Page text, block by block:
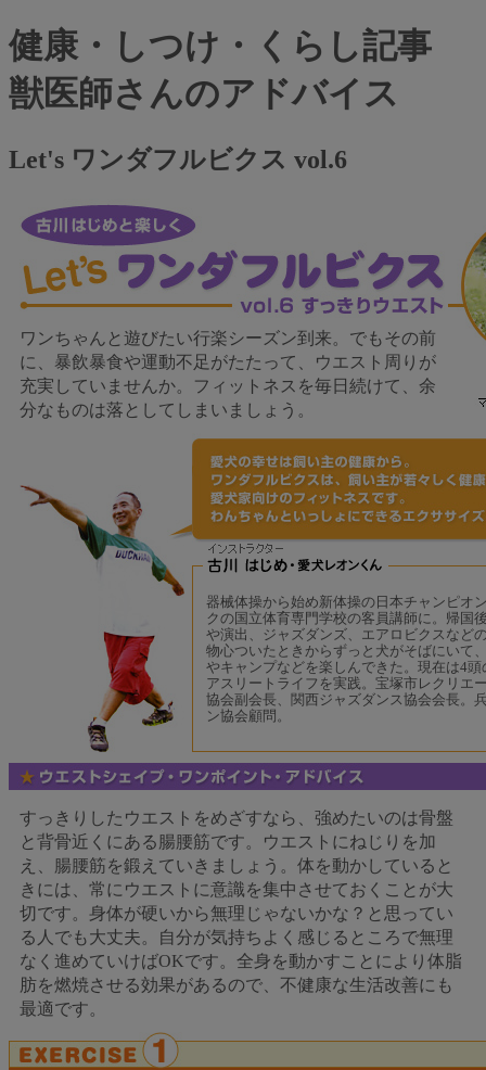
健康・しつけ・くらし記事
獣医師さんのアドバイス
Let's ワンダフルビクス vol.6
ワンちゃんと遊びたい行楽シーズン到来。でもその前
に、暴飲暴食や運動不足がたたって、ウエスト周りが
充実していませんか。フィットネスを毎日続けて、余
分なものは落としてしまいましょう。
器械体操から始め新体操の日本チャンピオ
クの国立体育専門学校の客員講師に。帰国
や演出、ジャズダンズ、エアロビクスなど
物心ついたときからずっと犬がそばにいて
やキャンプなどを楽しんできた。現在は4
アスリートライフを実践。宝塚市レクリエ
協会副会長、関西ジャズダンス協会会長。
ン協会顧問。
すっきりしたウエストをめざすなら、強めたいのは骨盤
と背骨近くにある腸腰筋です。ウエストにねじりを加
え、腸腰筋を鍛えていきましょう。体を動かしていると
きには、常にウエストに意識を集中させておくことが大
切です。身体が硬いから無理じゃないかな？と思ってい
る人でも大丈夫。自分が気持ちよく感じるところで無理
なく進めていけばOKです。全身を動かすことにより体脂
肪を燃焼させる効果があるので、不健康な生活改善にも
最適です。